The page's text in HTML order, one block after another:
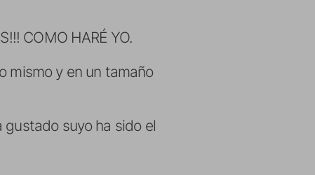
COMO HARÉ YO.
mismo y en un tamaño
suyo ha sido el